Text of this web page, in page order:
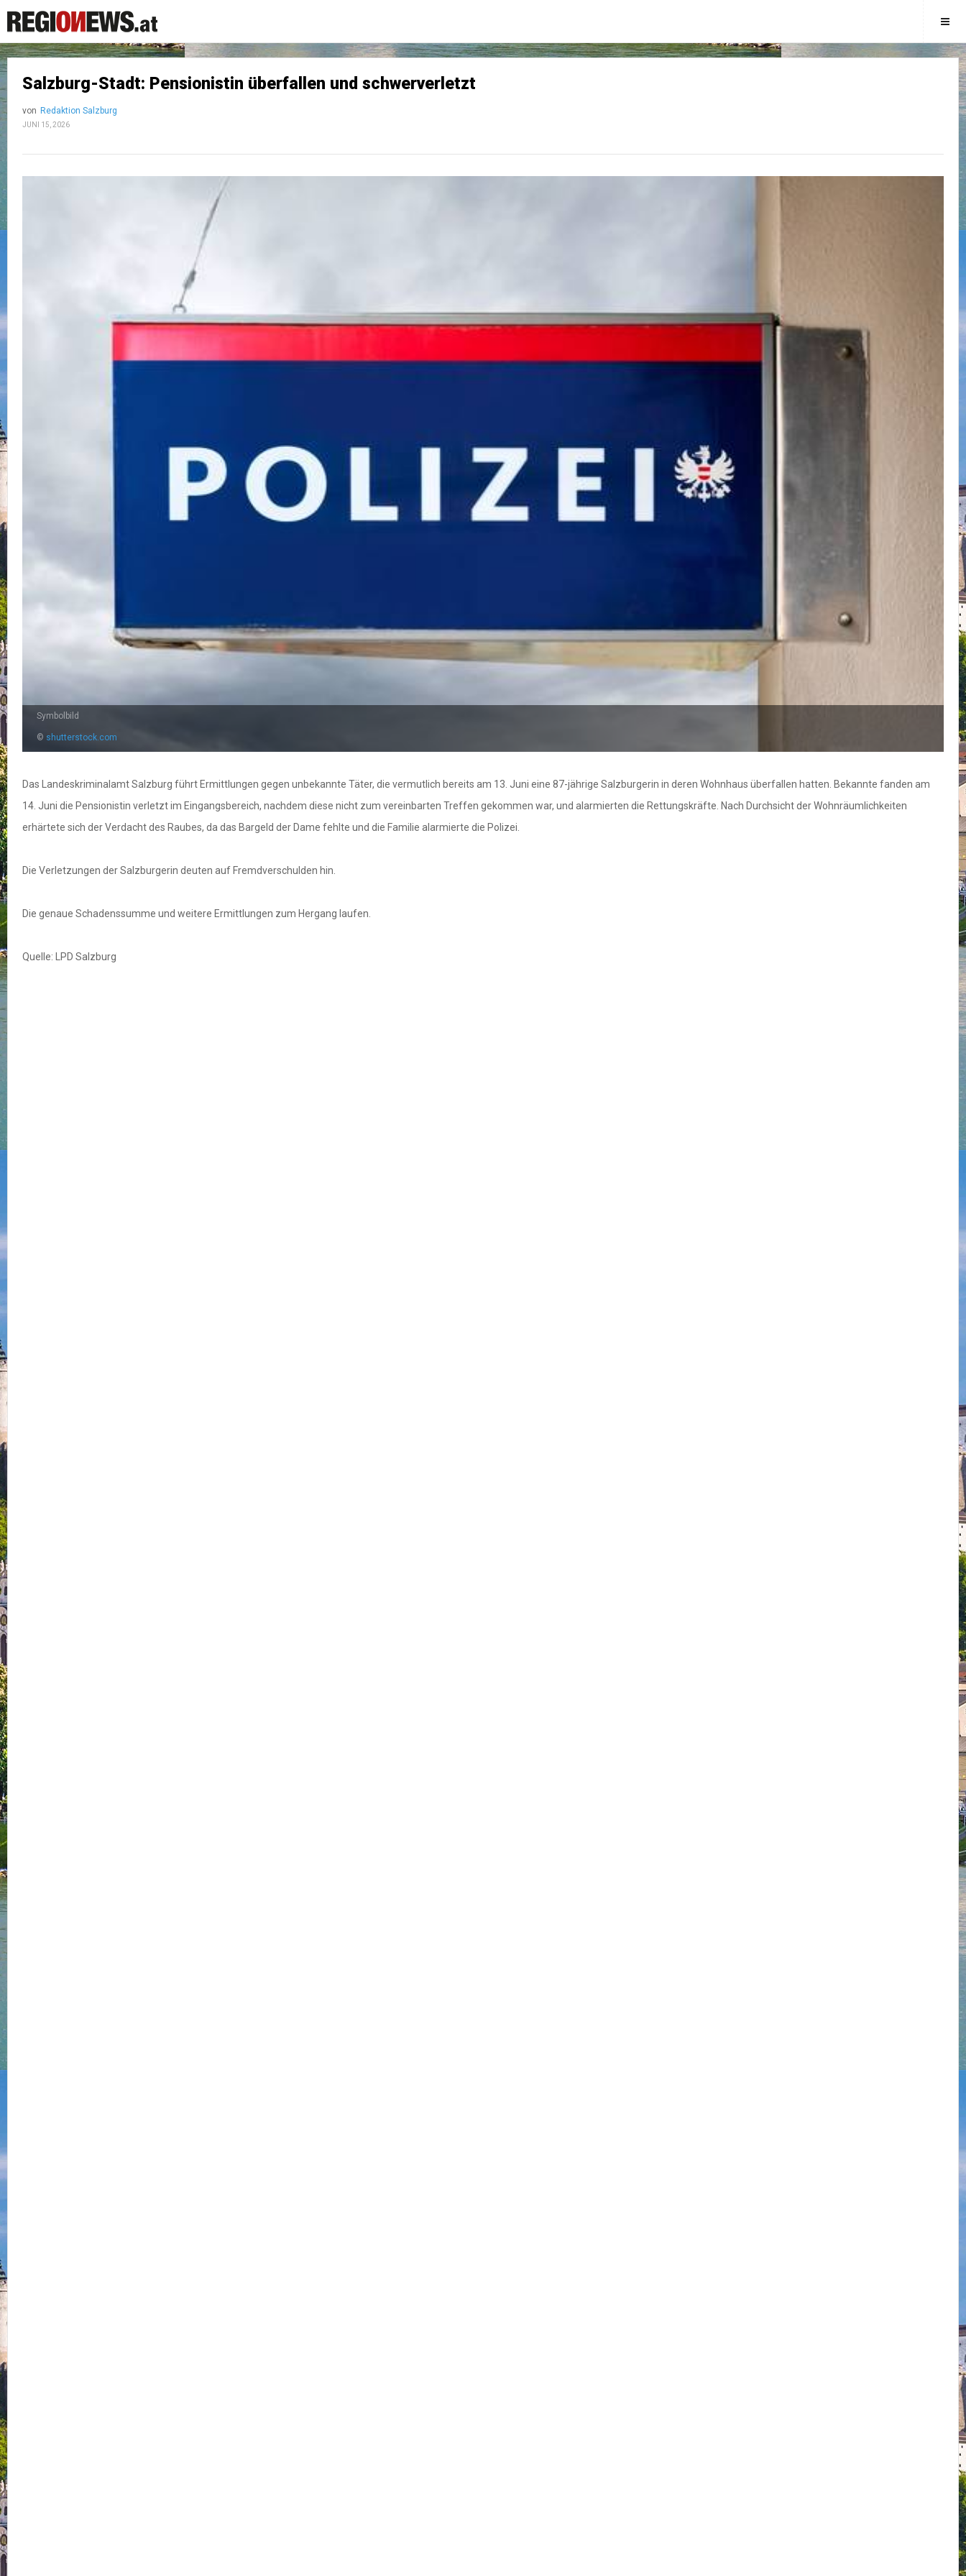
Salzburg-Stadt: Pensionistin überfallen und schwerverletzt
von Redaktion Salzburg
JUNI 15, 2026
Symbolbild
© shutterstock.com
Das Landeskriminalamt Salzburg führt Ermittlungen gegen unbekannte Täter, die vermutlich bereits am 13. Juni eine 87-jährige Salzburgerin in deren Wohnhaus überfallen hatten. Bekannte fanden am
14. Juni die Pensionistin verletzt im Eingangsbereich, nachdem diese nicht zum vereinbarten Treffen gekommen war, und alarmierten die Rettungskräfte. Nach Durchsicht der Wohnräumlichkeiten
erhärtete sich der Verdacht des Raubes, da das Bargeld der Dame fehlte und die Familie alarmierte die Polizei.
Die Verletzungen der Salzburgerin deuten auf Fremdverschulden hin.
Die genaue Schadenssumme und weitere Ermittlungen zum Hergang laufen.
Quelle: LPD Salzburg